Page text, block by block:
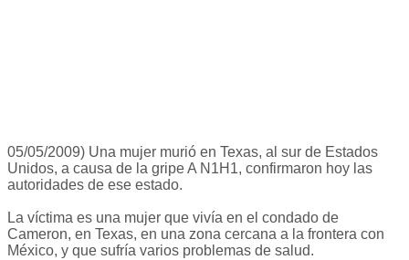
05/05/2009) Una mujer murió en Texas, al sur de Estados
Unidos, a causa de la gripe A N1H1, confirmaron hoy las
autoridades de ese estado.
La víctima es una mujer que vivía en el condado de
Cameron, en Texas, en una zona cercana a la frontera con
México, y que sufría varios problemas de salud.